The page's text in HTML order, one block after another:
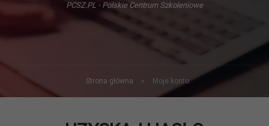
PCSZ.PL - Polskie Centrum Szkoleniowe
Strona główna » Moje konto